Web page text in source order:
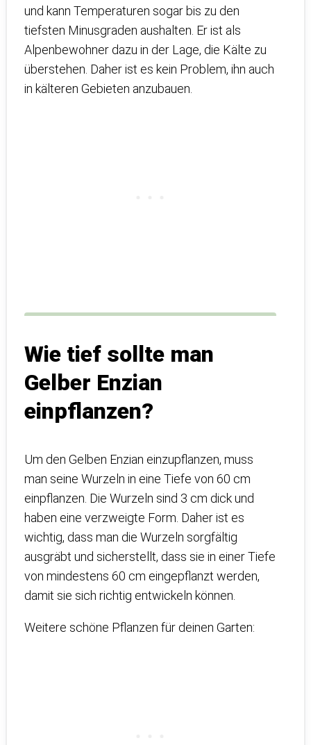
und kann Temperaturen sogar bis zu den
tiefsten Minusgraden aushalten. Er ist als
Alpenbewohner dazu in der Lage, die Kälte zu
überstehen. Daher ist es kein Problem, ihn auch
in kälteren Gebieten anzubauen.
Wie tief sollte man
Gelber Enzian
einpflanzen?
Um den Gelben Enzian einzupflanzen, muss
man seine Wurzeln in eine Tiefe von 60 cm
einpflanzen. Die Wurzeln sind 3 cm dick und
haben eine verzweigte Form. Daher ist es
wichtig, dass man die Wurzeln sorgfältig
ausgräbt und sicherstellt, dass sie in einer Tiefe
von mindestens 60 cm eingepflanzt werden,
damit sie sich richtig entwickeln können.
Weitere schöne Pflanzen für deinen Garten: